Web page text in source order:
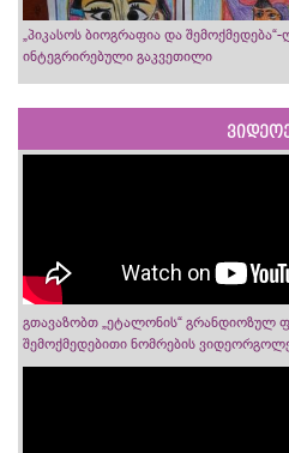
„პიკასოს ბიოგრაფია და
ინტეგრირებული გაკვეთილი
გთავაზობთ „ეტალონის“ გრანდიოზულ
შემოქმედებითი ნომრების